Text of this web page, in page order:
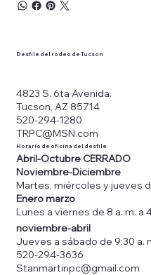
Desfile del rodeo de Tucson
4823 S. 6ta Avenida.
Tucson, AZ 85714
520-294-1280
TRPC@MSN.com
Horario de oficina del desfile
Abril-Octubre CERRADO
Noviembre-Diciembre
Martes, miércoles y jueves
Enero marzo
Lunes a viernes de 8 a. m. a
noviembre-abril
Jueves a sábado de 9:30 a.
520-294-3636
Stanmartinpc@gmail.com